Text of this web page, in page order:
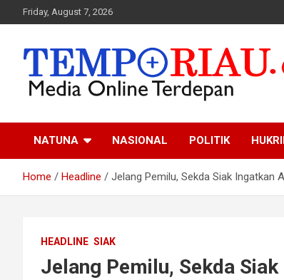
to
Friday, August 7, 2026
Tempo Riau
NATUNA NASIONAL POLITIK
Home Headline Jelang Pemilu, Sekda Siak Ingatkan
HEADLINE SIAK
Jelang Pemilu, Sekda